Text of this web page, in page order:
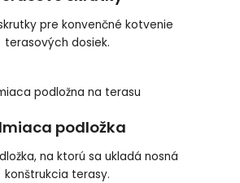
pre konvenčné kotvenie
terasových dosiek.
podložka
na ktorú sa ukladá nosná
konštrukcia terasy.